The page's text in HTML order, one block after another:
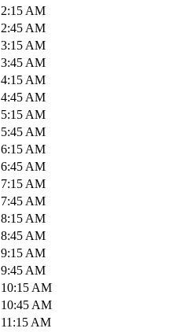
2:15 AM
2:45 AM
3:15 AM
3:45 AM
4:15 AM
4:45 AM
5:15 AM
5:45 AM
6:15 AM
6:45 AM
7:15 AM
7:45 AM
8:15 AM
8:45 AM
9:15 AM
9:45 AM
10:15 AM
10:45 AM
11:15 AM